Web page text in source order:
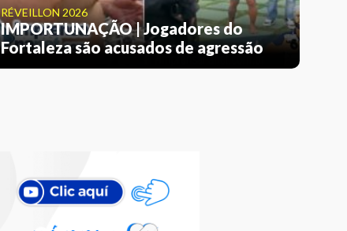
RÉVEILLON 2026
IMPORTUNAÇÃO | Jogadores do
Fortaleza são acusados de agressão